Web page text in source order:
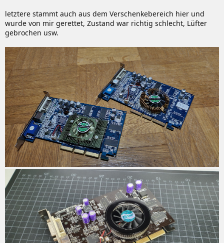
letztere stammt auch aus dem Verschenkebereich hier und
wurde von mir gerettet, Zustand war richtig schlecht, Lüfter
gebrochen usw.